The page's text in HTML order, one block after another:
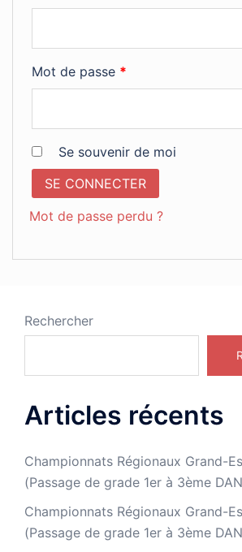
Mot de passe *
Se souvenir de moi
SE CONNECTER
Mot de passe perdu ?
Rechercher
Articles récents
Championnats Régionaux Grand-
(Passage de grade 1er à 3ème
Championnats Régionaux Grand-
(Passage de grade 1er à 3ème